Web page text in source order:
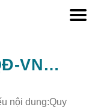
Quyết định 264/QĐ-VNNIC
nội dung:Quy